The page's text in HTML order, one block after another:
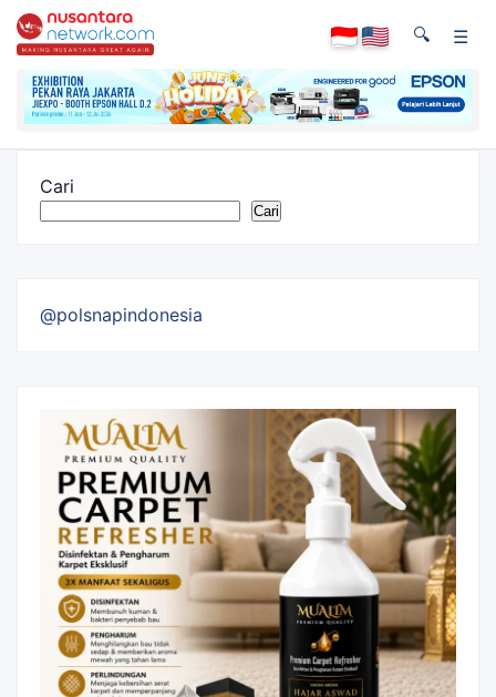
🔍 ☰
Cari
Cari
@polsnapindonesia